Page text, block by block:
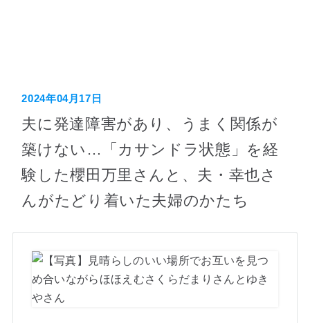
2024年04月17日
夫に発達障害があり、うまく関係が
築けない…「カサンドラ状態」を経
験した櫻田万里さんと、夫・幸也さ
んがたどり着いた夫婦のかたち